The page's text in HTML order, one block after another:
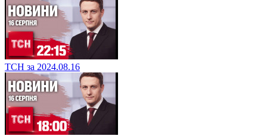
ТСН за 2024.08.16